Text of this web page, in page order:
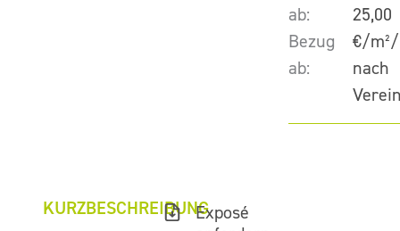
ab:
25,00
€/
Bezug
ab:
nach
KURZBESCHREIBUNGExposé